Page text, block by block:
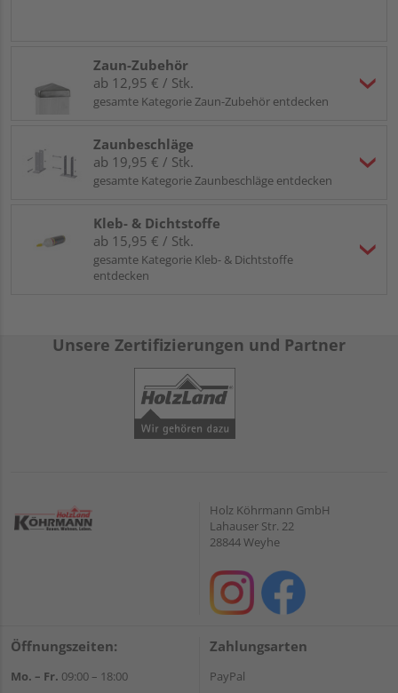
Zaun-Zubehör
ab 12,95 € / Stk.
gesamte Kategorie Zaun-Zubehör entdecken
Zaunbeschläge
ab 19,95 € / Stk.
gesamte Kategorie Zaunbeschläge entdecken
Kleb- & Dichtstoffe
ab 15,95 € / Stk.
gesamte Kategorie Kleb- & Dichtstoffe
entdecken
Unsere Zertifizierungen und Partner
Holz Köhrmann GmbH
Lahauser Str. 22
28844 Weyhe
Öffnungszeiten:
Mo. – Fr. 09:00 – 18:00
Zahlungsarten
PayPal